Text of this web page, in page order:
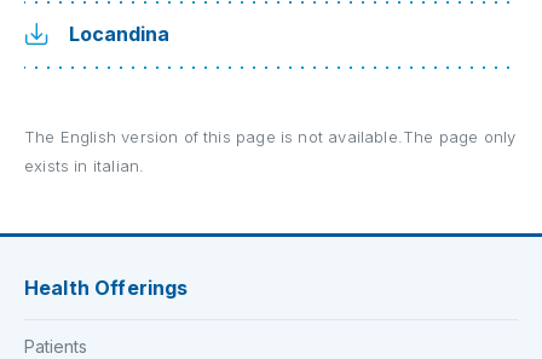
Locandina
The English version of this page is not available.The page only
exists in italian.
Health Offerings
Patients